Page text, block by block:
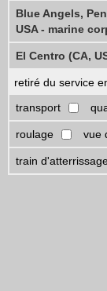
Blue Angels,
USA - marine
El Centro (CA,
retiré du service
transport
roulage vue
train